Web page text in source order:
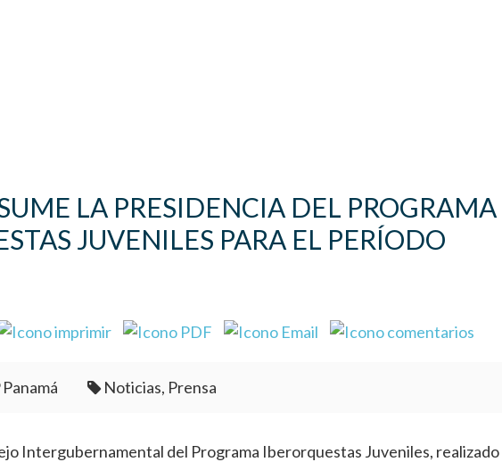
LA PRESIDENCIA DEL PROGRAMA
JUVENILES PARA EL PERÍODO
Panamá Noticias, Prensa
Intergubernamental del Programa Iberorquestas Juveniles, realizado